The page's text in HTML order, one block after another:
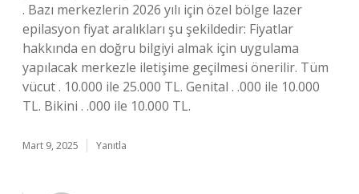
. Bazı merkezlerin 2026 yılı için özel bölge lazer
epilasyon fiyat aralıkları şu şekildedir: Fiyatlar
hakkında en doğru bilgiyi almak için uygulama
yapılacak merkezle iletişime geçilmesi önerilir. Tüm
vücut . 10.000 ile 25.000 TL. Genital . .000 ile 10.000
TL. Bikini . .000 ile 10.000 TL.
Mart 9, 2025 Yanıtla